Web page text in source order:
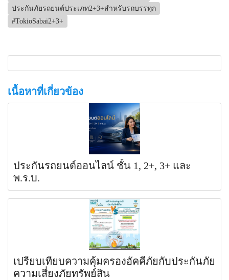
ประกันภัยรถยนต์ประเภท2+3+สำหรับรถบรรทุก
#TokioSabai2+3+
เนื้อหาที่เกี่ยวข้อง
ประกันรถยนต์ออนไลน์ ชั้น 1, 2+, 3+ และ
พ.ร.บ.
เปรียบเทียบความคุ้มครองอัคคีภัยกับประกันภัย
ความเสี่ยงภัยทรัพย์สิน